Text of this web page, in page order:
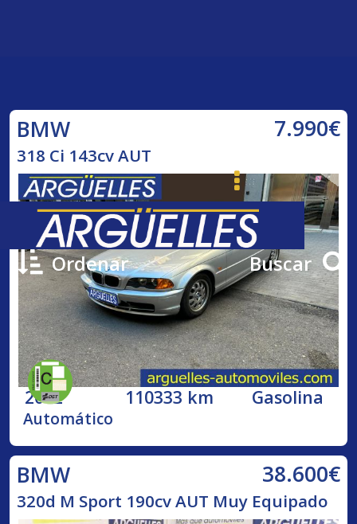
Ordenar Buscar
BMW 7.990€
318 Ci 143cv AUT
2002 110333 km Gasolina
Automático
BMW 38.600€
320d M Sport 190cv AUT Muy Equipado